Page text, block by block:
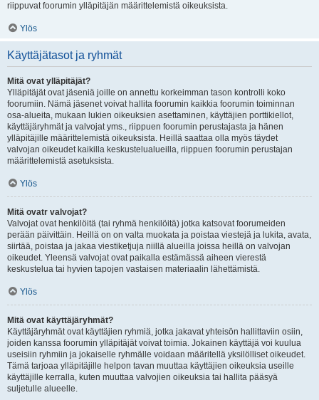
riippuvat foorumin ylläpitäjän määrittelemistä oikeuksista.
Ylös
Käyttäjätasot ja ryhmät
Mitä ovat ylläpitäjät?
Ylläpitäjät ovat jäseniä joille on annettu korkeimman tason kontrolli koko
foorumiin. Nämä jäsenet voivat hallita foorumin kaikkia foorumin toiminnan
osa-alueita, mukaan lukien oikeuksien asettaminen, käyttäjien porttikiellot,
käyttäjäryhmät ja valvojat yms., riippuen foorumin perustajasta ja hänen
ylläpitäjille määrittelemistä oikeuksista. Heillä saattaa olla myös täydet
valvojan oikeudet kaikilla keskustelualueilla, riippuen foorumin perustajan
määrittelemistä asetuksista.
Ylös
Mitä ovatr valvojat?
Valvojat ovat henkilöitä (tai ryhmä henkilöitä) jotka katsovat foorumeiden
perään päivittäin. Heillä on on valta muokata ja poistaa viestejä ja lukita, avata,
siirtää, poistaa ja jakaa viestiketjuja niillä alueilla joissa heillä on valvojan
oikeudet. Yleensä valvojat ovat paikalla estämässä aiheen vierestä
keskustelua tai hyvien tapojen vastaisen materiaalin lähettämistä.
Ylös
Mitä ovat käyttäjäryhmät?
Käyttäjäryhmät ovat käyttäjien ryhmiä, jotka jakavat yhteisön hallittaviin osiin,
joiden kanssa foorumin ylläpitäjät voivat toimia. Jokainen käyttäjä voi kuulua
useisiin ryhmiin ja jokaiselle ryhmälle voidaan määritellä yksilölliset oikeudet.
Tämä tarjoaa ylläpitäjille helpon tavan muuttaa käyttäjien oikeuksia useille
käyttäjille kerralla, kuten muuttaa valvojien oikeuksia tai hallita pääsyä
suljetulle alueelle.